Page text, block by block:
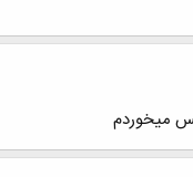
میخوردم